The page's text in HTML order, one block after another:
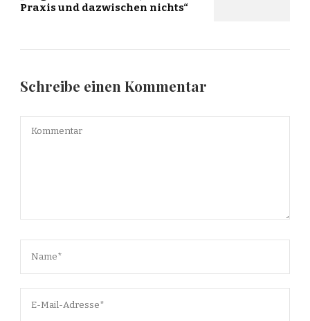
Praxis und dazwischen nichts“
Schreibe einen Kommentar